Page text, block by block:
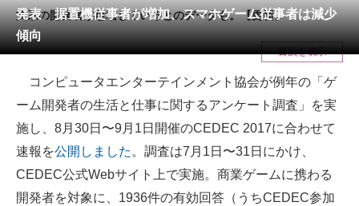
メディア
注目記事を集めた総合ページ
ITの今と未来を見通す
スマホと通信の最新トレンド
進化するPCとデバイスの未来
好きが集まる 比べて選べる
発表 据置機従事者が増加、スマホゲーム従事者は減少
傾向
文系の開発者が急増しているとのデータも。【更新】
目次を表示
コンピュータエンターテインメント協会が例年の「ゲ
ーム開発者の生活と仕事に関するアンケート調査」を実
施し、8月30日〜9月1日開催のCEDEC 2017に合わせて
速報を公開しました 。調査は7月1日〜31日にかけ、
CEDEC公式Webサイト上で実施。商業ゲームに携わる
開発者を対象に、1936件の有効回答（うちCEDEC参加